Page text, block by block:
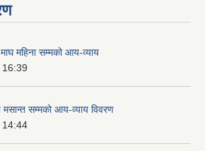
महिना सम्मको आय-व्याय
सम्मको आय-व्याय विवरण